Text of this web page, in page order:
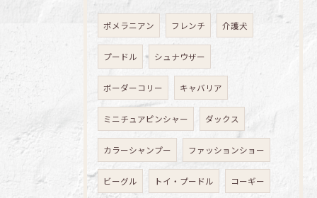
ポメラニアン フレンチ 介護犬
プードル シュナウザー
ボーダーコリー キャバリア
ミニチュアピンシャー ダックス
カラーシャンプー ファッションショー
ビーグル トイ・プードル コーギー